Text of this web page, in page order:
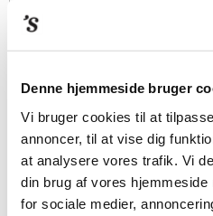
Denne hjemmeside bruger
Vi bruger cookies til at
annoncer, til at vise dig
at analysere vores trafik. Vi
din brug af vores
for sociale medier,